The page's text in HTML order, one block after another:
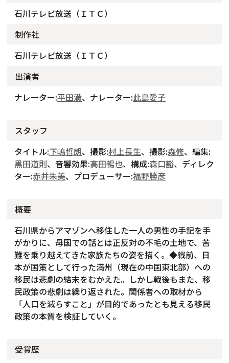
石川テレビ放送（ＩＴＣ）
制作社
石川テレビ放送（ＩＴＣ）
出演者
ナレーター:平田満、ナレーター:此島愛子
スタッフ
タイトル:下嶋哲朗、撮影:村上長生、撮影:森修、編集:
黒田道則、音響効果:高田暢也、構成:森口豁、ディレク
ター:赤井朱美、プロデューサー:福野勝彦
概要
石川県からアマゾンへ移住した一人の男性の手記を手
がかりに、母国での話とは正反対の不毛の土地で、苦
難を乗り越えてきた家族たちの姿を描く。◆戦前、日
本が国策として行った満州（現在の中国東北部）への
移民は悲劇の結末をむかえた。しかし戦後もまた、移
民政策の悲劇は繰り返された。関係者への取材から
「人口を減らすこと」が目的であったとも見える移民
政策の本質を検証していく。
受賞歴